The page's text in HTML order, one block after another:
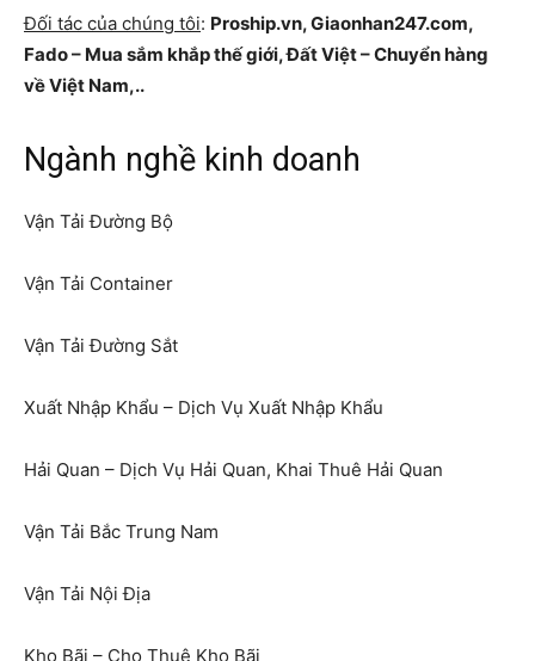
Đối tác của chúng tôi: Proship.vn, Giaonhan247.com,
Fado – Mua sắm khắp thế giới, Đất Việt – Chuyển hàng
về Việt Nam,..
Ngành nghề kinh doanh
Vận Tải Đường Bộ
Vận Tải Container
Vận Tải Đường Sắt
Xuất Nhập Khẩu – Dịch Vụ Xuất Nhập Khẩu
Hải Quan – Dịch Vụ Hải Quan, Khai Thuê Hải Quan
Vận Tải Bắc Trung Nam
Vận Tải Nội Địa
Kho Bãi – Cho Thuê Kho Bãi